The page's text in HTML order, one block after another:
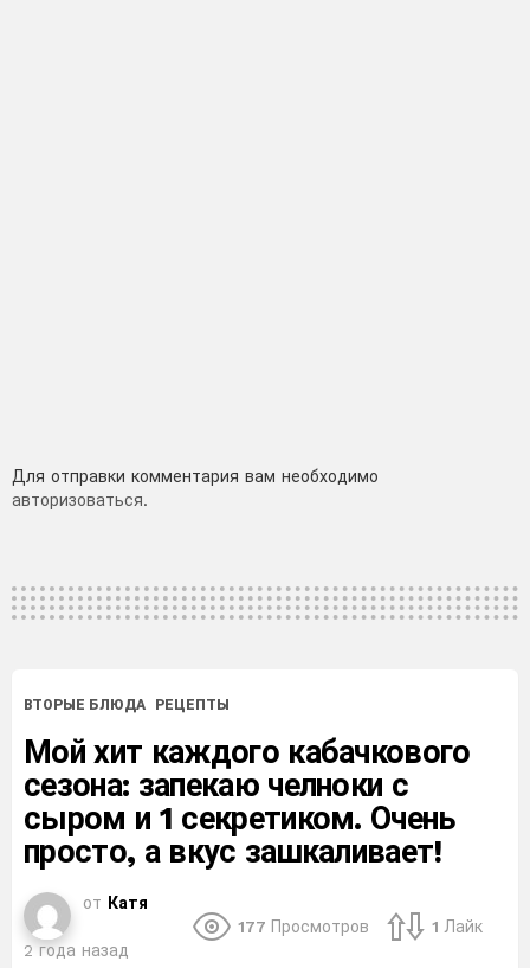
Добавить
комментарий
Для отправки комментария вам необходимо
авторизоваться.
ВТОРЫЕ БЛЮДА РЕЦЕПТЫ
Мой хит каждого кабачкового
сезона: запекаю челноки с
сыром и 1 секретиком. Очень
просто, а вкус зашкаливает!
от Катя
2 года назад
177 Просмотров 1 Лайк